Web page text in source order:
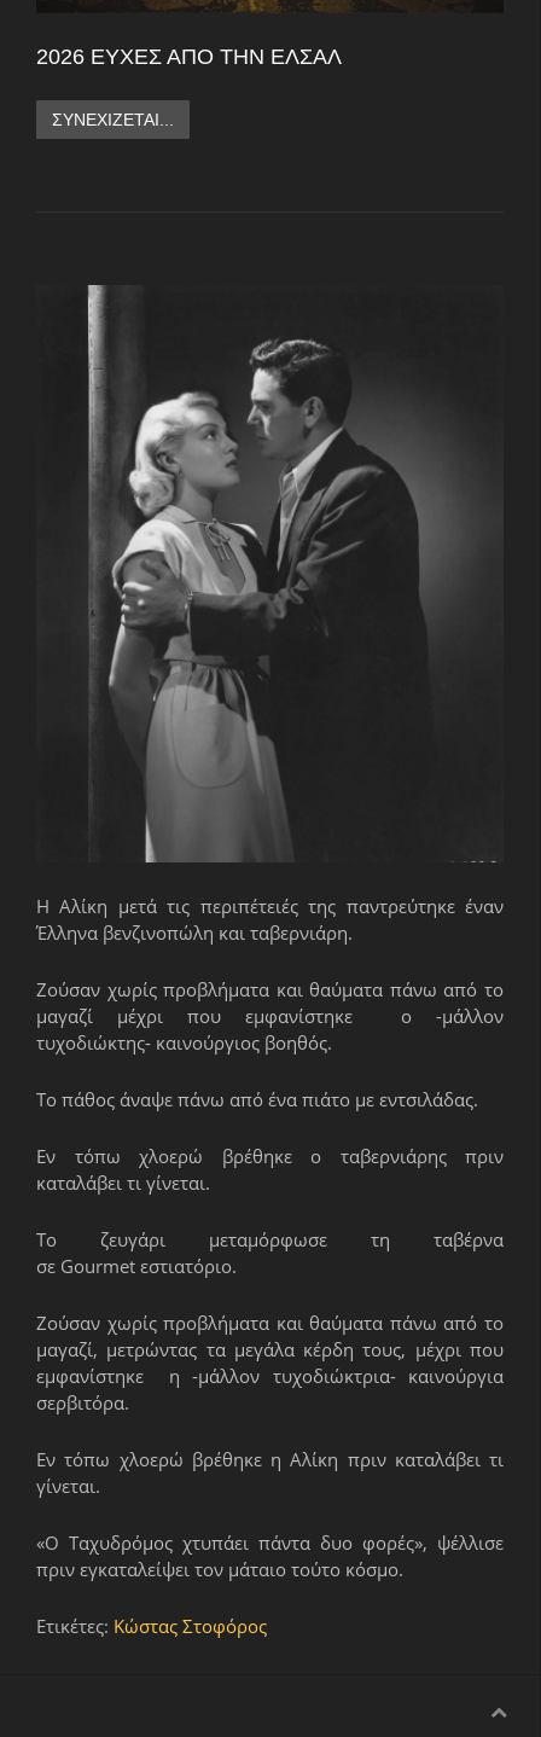
2026 ΕΥΧΈΣ ΑΠΌ ΤΗΝ ΕΛΣΑΛ
ΣΥΝΕΧΊΖΕΤΑΙ...
Η Αλίκη μετά τις περιπέτειές της παντρεύτηκε έναν
Έλληνα βενζινοπώλη και ταβερνιάρη.
Ζούσαν χωρίς προβλήματα και θαύματα πάνω από το
μαγαζί μέχρι που εμφανίστηκε ο -μάλλον
τυχοδιώκτης- καινούργιος βοηθός.
Το πάθος άναψε πάνω από ένα πιάτο με εντσιλάδας.
Εν τόπω χλοερώ βρέθηκε ο ταβερνιάρης πριν
καταλάβει τι γίνεται.
Το ζευγάρι μεταμόρφωσε τη ταβέρνα
σε Gourmet εστιατόριο.
Ζούσαν χωρίς προβλήματα και θαύματα πάνω από το
μαγαζί, μετρώντας τα μεγάλα κέρδη τους, μέχρι που
εμφανίστηκε η -μάλλον τυχοδιώκτρια- καινούργια
σερβιτόρα.
Εν τόπω χλοερώ βρέθηκε η Αλίκη πριν καταλάβει τι
γίνεται.
«Ο Ταχυδρόμος χτυπάει πάντα δυο φορές», ψέλλισε
πριν εγκαταλείψει τον μάταιο τούτο κόσμο.
Ετικέτες: Κώστας Στοφόρος